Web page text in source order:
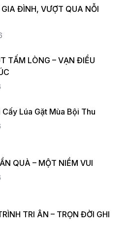
GIA ĐÌNH, VƯỢT QUA NỖI
TẤM LÒNG – VẠN ĐIỀU
Lúa Gặt Mùa Bội Thu
QUÀ – MỘT NIỀM VUI
TRI ÂN – TRỌN ĐỜI GHI